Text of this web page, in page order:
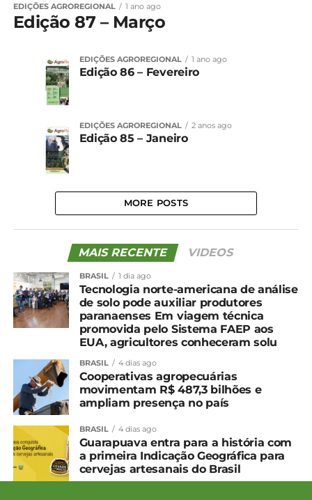
EDIÇÕES AGROREGIONAL 1 ano ago
Edição 87 – Março
EDIÇÕES AGROREGIONAL 1 ano ago
Edição 86 – Fevereiro
EDIÇÕES AGROREGIONAL 2 anos ago
Edição 85 – Janeiro
MORE POSTS
MAIS RECENTE VIDEOS
BRASIL 1 dia ago
Tecnologia norte-americana de análise
de solo pode auxiliar produtores
paranaenses Em viagem técnica
promovida pelo Sistema FAEP aos
EUA, agricultores conheceram solu
BRASIL 4 dias ago
Cooperativas agropecuárias
movimentam R$ 487,3 bilhões e
ampliam presença no país
BRASIL 4 dias ago
Guarapuava entra para a história com
a primeira Indicação Geográfica para
cervejas artesanais do Brasil